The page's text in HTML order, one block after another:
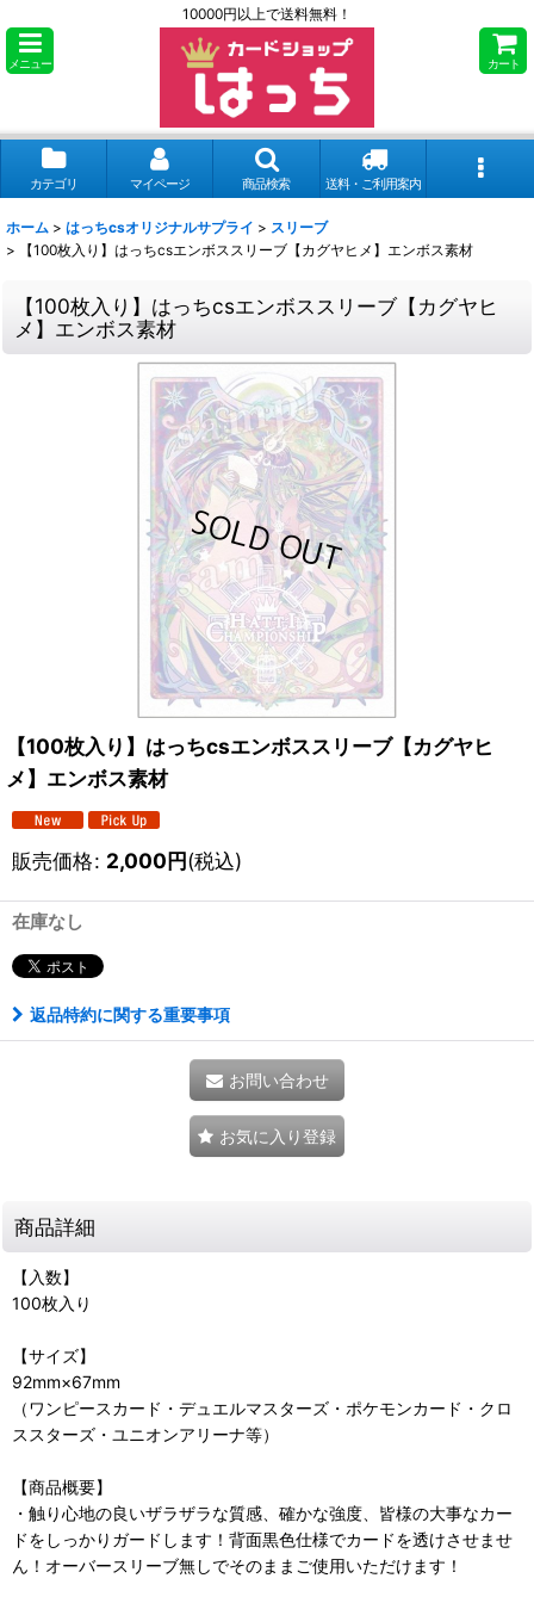
10000円以上で送料無料！
メニュー カート
カテゴリ マイページ 商品検索 送料・ご利用案内
ホーム > はっちcsオリジナルサプライ > スリーブ
>
【100枚入り】はっちcsエンボススリーブ【カグヤヒメ】エンボス素材
【100枚入り】はっちcsエンボススリーブ【カグヤヒ
メ】エンボス素材
【100枚入り】はっちcsエンボススリーブ【カグヤヒ
メ】エンボス素材
販売価格: 2,000円(税込)
在庫なし
返品特約に関する重要事項
お問い合わせ
お気に入り登録
商品詳細
【入数】
100枚入り
【サイズ】
92mm×67mm
（ワンピースカード・デュエルマスターズ・ポケモンカード・クロ
ススターズ・ユニオンアリーナ等）
【商品概要】
・触り心地の良いザラザラな質感、確かな強度、皆様の大事なカー
ドをしっかりガードします！背面黒色仕様でカードを透けさせませ
ん！オーバースリーブ無しでそのままご使用いただけます！